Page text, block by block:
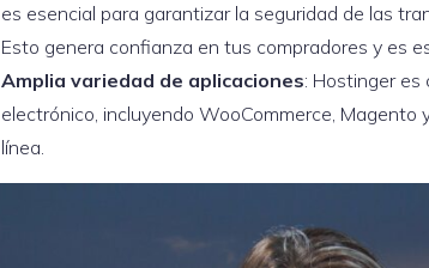
es esencial para garantizar la seguridad de las
Esto genera confianza en tus compradores y es
Amplia variedad de aplicaciones: Hostinger es
electrónico, incluyendo WooCommerce,
línea.